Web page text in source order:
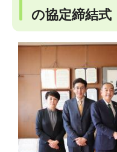
の協定締結式